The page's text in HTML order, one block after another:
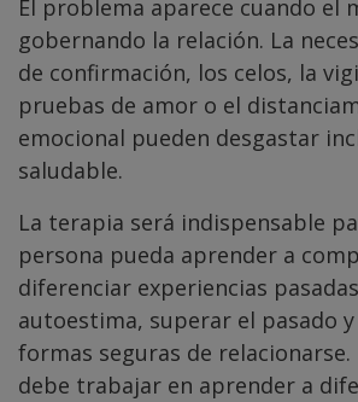
El problema aparece cuando el
gobernando la relación. La
de confirmación, los celos, la
pruebas de amor o el
emocional pueden desgastar
saludable.
La terapia será indispensable
persona pueda aprender a
diferenciar experiencias
autoestima, superar el pasado
formas seguras de relacionarse.
debe trabajar en aprender a